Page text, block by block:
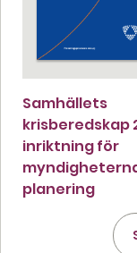
Samhällets
krisberedskap
inriktning för
planering